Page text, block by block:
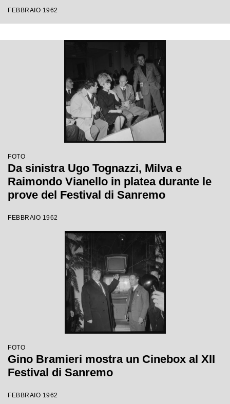
FEBBRAIO 1962
FOTO
Da sinistra Ugo Tognazzi, Milva e
Raimondo Vianello in platea durante le
prove del Festival di Sanremo
FEBBRAIO 1962
FOTO
Gino Bramieri mostra un Cinebox al XII
Festival di Sanremo
FEBBRAIO 1962